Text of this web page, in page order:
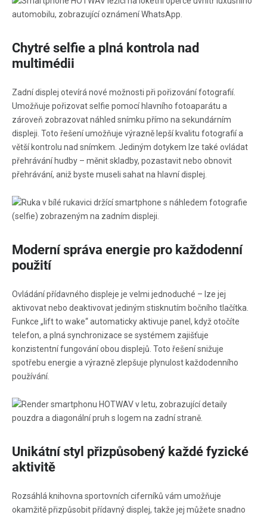
Chytré selfie a plná kontrola nad
multimédii
Zadní displej otevírá nové možnosti při pořizování fotografií.
Umožňuje pořizovat selfie pomocí hlavního fotoaparátu a
zároveň zobrazovat náhled snímku přímo na sekundárním
displeji. Toto řešení umožňuje výrazně lepší kvalitu fotografií a
větší kontrolu nad snímkem. Jediným dotykem lze také ovládat
přehrávání hudby – měnit skladby, pozastavit nebo obnovit
přehrávání, aniž byste museli sahat na hlavní displej.
Moderní správa energie pro každodenní
použití
Ovládání přídavného displeje je velmi jednoduché – lze jej
aktivovat nebo deaktivovat jediným stisknutím bočního tlačítka.
Funkce „lift to wake“ automaticky aktivuje panel, když otočíte
telefon, a plná synchronizace se systémem zajišťuje
konzistentní fungování obou displejů. Toto řešení snižuje
spotřebu energie a výrazně zlepšuje plynulost každodenního
používání.
Unikátní styl přizpůsobený každé fyzické
aktivitě
Rozsáhlá knihovna sportovních ciferníků vám umožňuje
okamžitě přizpůsobit přídavný displej, takže jej můžete snadno